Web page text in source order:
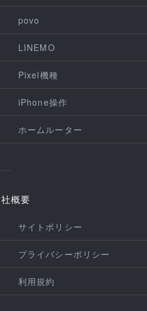
povo
LINEMO
Pixel機種
iPhone操作
ホームルーター
概要
サイトポリシー
プライバシーポリシー
利用規約